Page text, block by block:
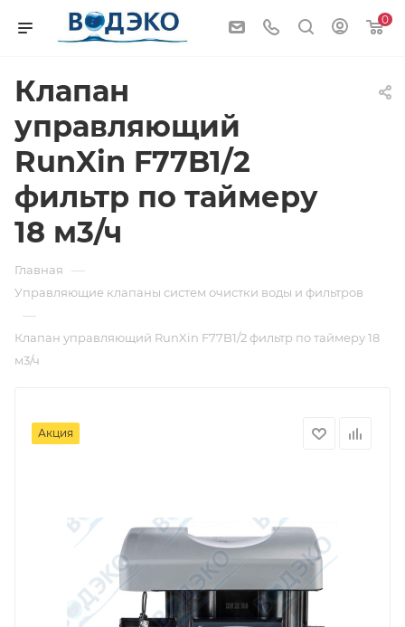
0
Клапан
управляющий
RunXin F77B1/2
фильтр по таймеру
18 м3/ч
Главная —
Управляющие клапаны систем очистки воды и фильтров
—
Клапан управляющий RunXin F77B1/2 фильтр по таймеру 18
м3/ч
Акция